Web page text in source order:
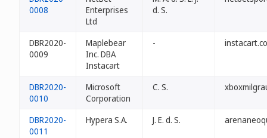
0008
Enterprises
Ltd
d. S.
DBR2020-
0009
Maplebear
Inc. DBA
Instacart
-
DBR2020-
0010
Microsoft
Corporation
C. S.
DBR2020-
0011
Hypera S.A. J. E. d. S.